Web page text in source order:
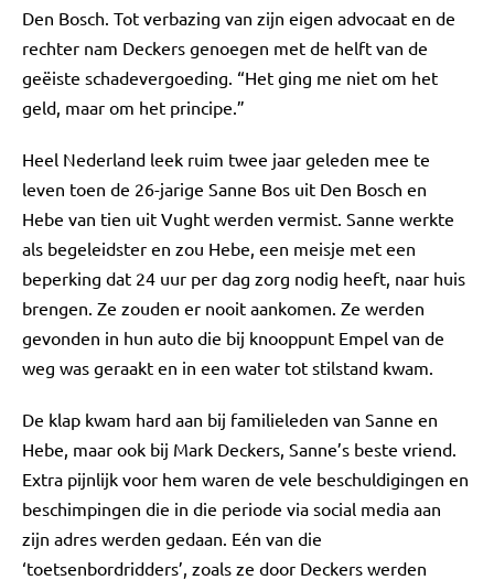
Den Bosch. Tot verbazing van zijn eigen advocaat en de
rechter nam Deckers genoegen met de helft van de
geëiste schadevergoeding. “Het ging me niet om het
geld, maar om het principe.”
Heel Nederland leek ruim twee jaar geleden mee te
leven toen de 26-jarige Sanne Bos uit Den Bosch en
Hebe van tien uit Vught werden vermist. Sanne werkte
als begeleidster en zou Hebe, een meisje met een
beperking dat 24 uur per dag zorg nodig heeft, naar huis
brengen. Ze zouden er nooit aankomen. Ze werden
gevonden in hun auto die bij knooppunt Empel van de
weg was geraakt en in een water tot stilstand kwam.
De klap kwam hard aan bij familieleden van Sanne en
Hebe, maar ook bij Mark Deckers, Sanne’s beste vriend.
Extra pijnlijk voor hem waren de vele beschuldigingen en
beschimpingen die in die periode via social media aan
zijn adres werden gedaan. Eén van die
‘toetsenbordridders’, zoals ze door Deckers werden